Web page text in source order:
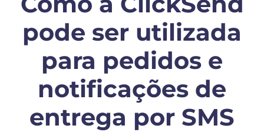
pode ser utilizada
para pedidos e
notificações de
entrega por SMS